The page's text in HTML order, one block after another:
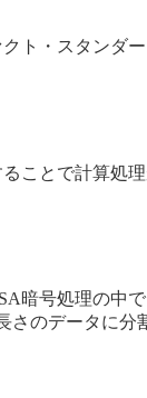
ト・スタンダ
ことで計算処
暗号処理の中
のデータに